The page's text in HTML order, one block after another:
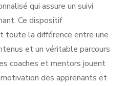
qui assure un suivi
Ce dispositif
toute la différence entre une
et un véritable parcours
coaches et mentors jouent
des apprenants et